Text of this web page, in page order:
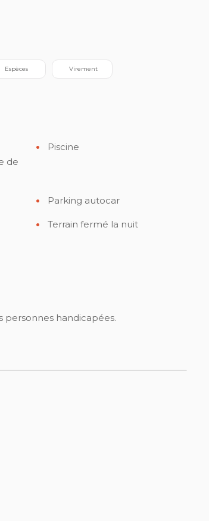
Espèces Virement
de
Piscine
Parking autocar
Terrain fermé la nuit
personnes handicapées.